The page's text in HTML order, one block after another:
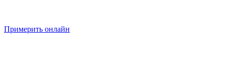
Примерить онлайн